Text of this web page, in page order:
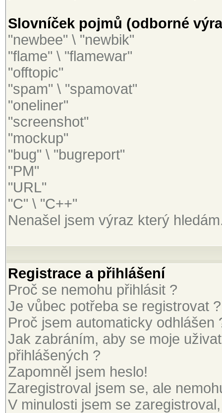
Slovníček pojmů (odborné
"newbee" \ "newbik"
"flame" \ "flamewar"
"offtopic"
"spam" \ "spamovat"
"oneliner"
"screenshot"
"mockup"
"bug" \ "bugreport"
"PM"
"URL"
"C" \ "C++"
Nenašel jsem výraz který
Registrace a přihlášení
Proč se nemohu přihlásit ?
Je vůbec potřeba se registrovat ?
Proč jsem automaticky odhlášen
Jak zabráním, aby se moje
přihlášených ?
Zapomněl jsem heslo!
Zaregistroval jsem se, ale
V minulosti jsem se